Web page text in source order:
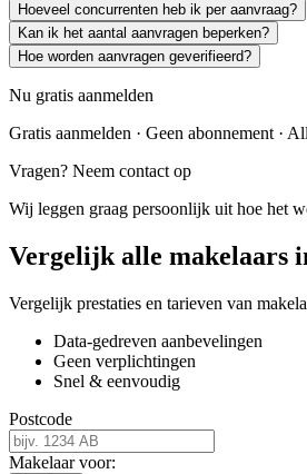
Hoeveel concurrenten heb ik per aanvraag?
Kan ik het aantal aanvragen beperken?
Hoe worden aanvragen geverifieerd?
Nu gratis aanmelden
Gratis aanmelden · Geen abonnement ·
Vragen? Neem contact op
Wij leggen graag persoonlijk uit hoe het
Vergelijk alle makelaars
Vergelijk prestaties en tarieven van
Data-gedreven aanbevelingen
Geen verplichtingen
Snel & eenvoudig
Postcode
Makelaar voor: